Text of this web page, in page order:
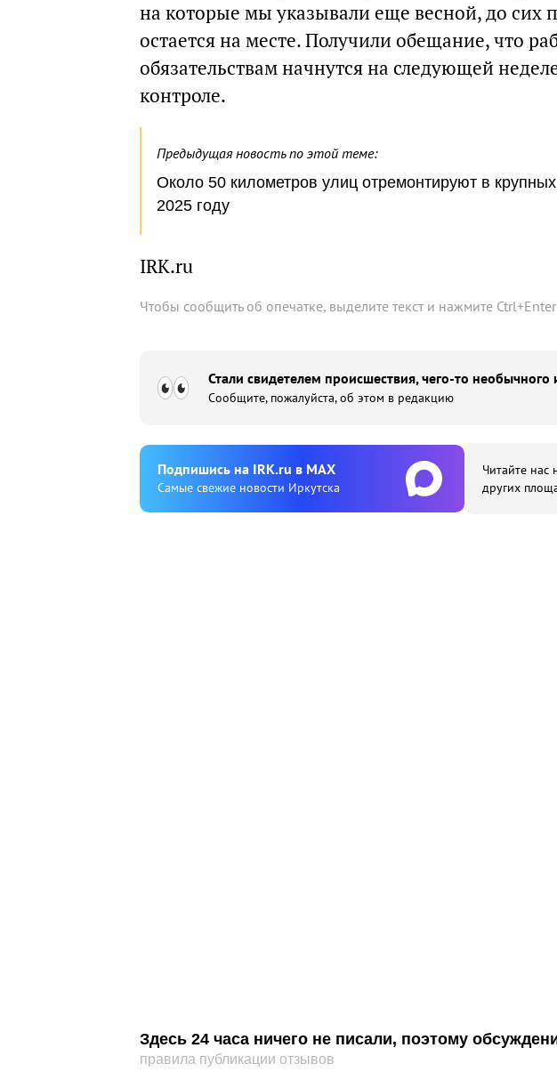
на которые мы указывали еще весной, до сих
остается на месте. Получили обещание, что
обязательствам начнутся на следующей
контроле.
Предыдущая новость по этой теме:
Около 50 километров улиц отремонтируют в
2025 году
IRK.ru
Чтобы сообщить об опечатке, выделите текст и нажмите Ctrl+Enter
Стали свидетелем происшествия, чего-то необычного
Сообщите, пожалуйста, об этом в редакцию
Подпишиcь на IRK.ru в MAX
Cамые свежие новости Иркутска
Читайте нас
других
Здесь 24 часа ничего не писали, поэтому
правила публикации отзывов